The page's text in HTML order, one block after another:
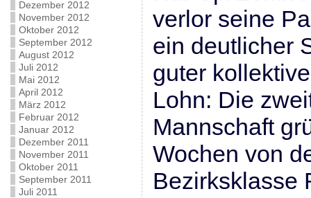
Dezember 2012
November 2012
Oktober 2012
September 2012
August 2012
Juli 2012
Mai 2012
April 2012
März 2012
Februar 2012
Januar 2012
Dezember 2011
November 2011
Oktober 2011
September 2011
Juli 2011
verlor seine
ein deutlicher
guter
Lohn: Die
Mannschaft
Wochen von
Bezirksklasse